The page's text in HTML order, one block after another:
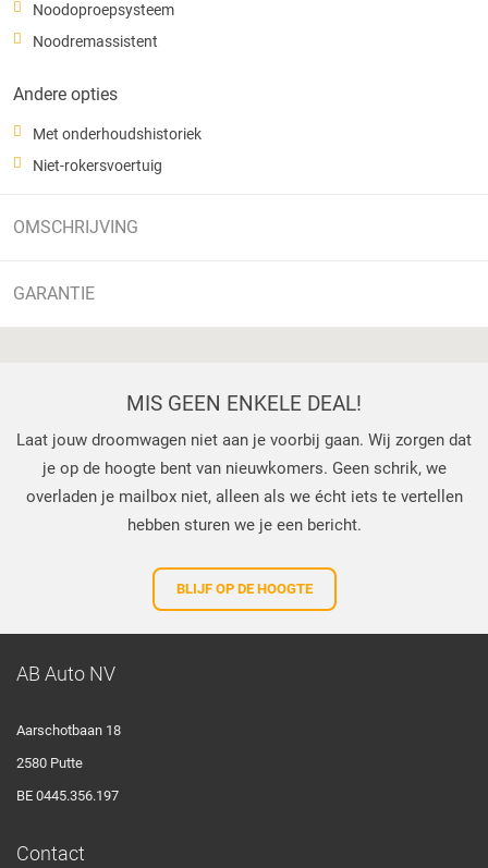
Noodoproepsysteem
Noodremassistent
Andere opties
Met onderhoudshistoriek
Niet-rokersvoertuig
OMSCHRIJVING
GARANTIE
MIS GEEN ENKELE DEAL!
Laat jouw droomwagen niet aan je voorbij gaan. Wij zorgen dat
je op de hoogte bent van nieuwkomers. Geen schrik, we
overladen je mailbox niet, alleen als we écht iets te vertellen
hebben sturen we je een bericht.
BLIJF OP DE HOOGTE
AB Auto NV
Aarschotbaan 18
2580 Putte
BE 0445.356.197
Contact